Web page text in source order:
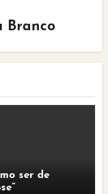
Branco
ser de